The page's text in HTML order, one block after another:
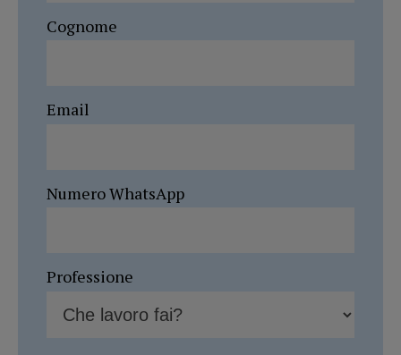
Cognome
Email
Numero WhatsApp
Professione